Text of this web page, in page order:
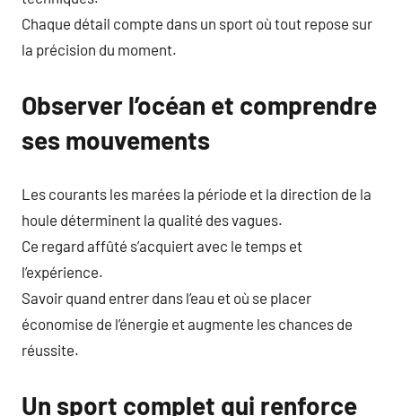
Chaque détail compte dans un sport où tout repose sur
la précision du moment.
Observer l’océan et comprendre
ses mouvements
Les courants les marées la période et la direction de la
houle déterminent la qualité des vagues.
Ce regard affûté s’acquiert avec le temps et
l’expérience.
Savoir quand entrer dans l’eau et où se placer
économise de l’énergie et augmente les chances de
réussite.
Un sport complet qui renforce